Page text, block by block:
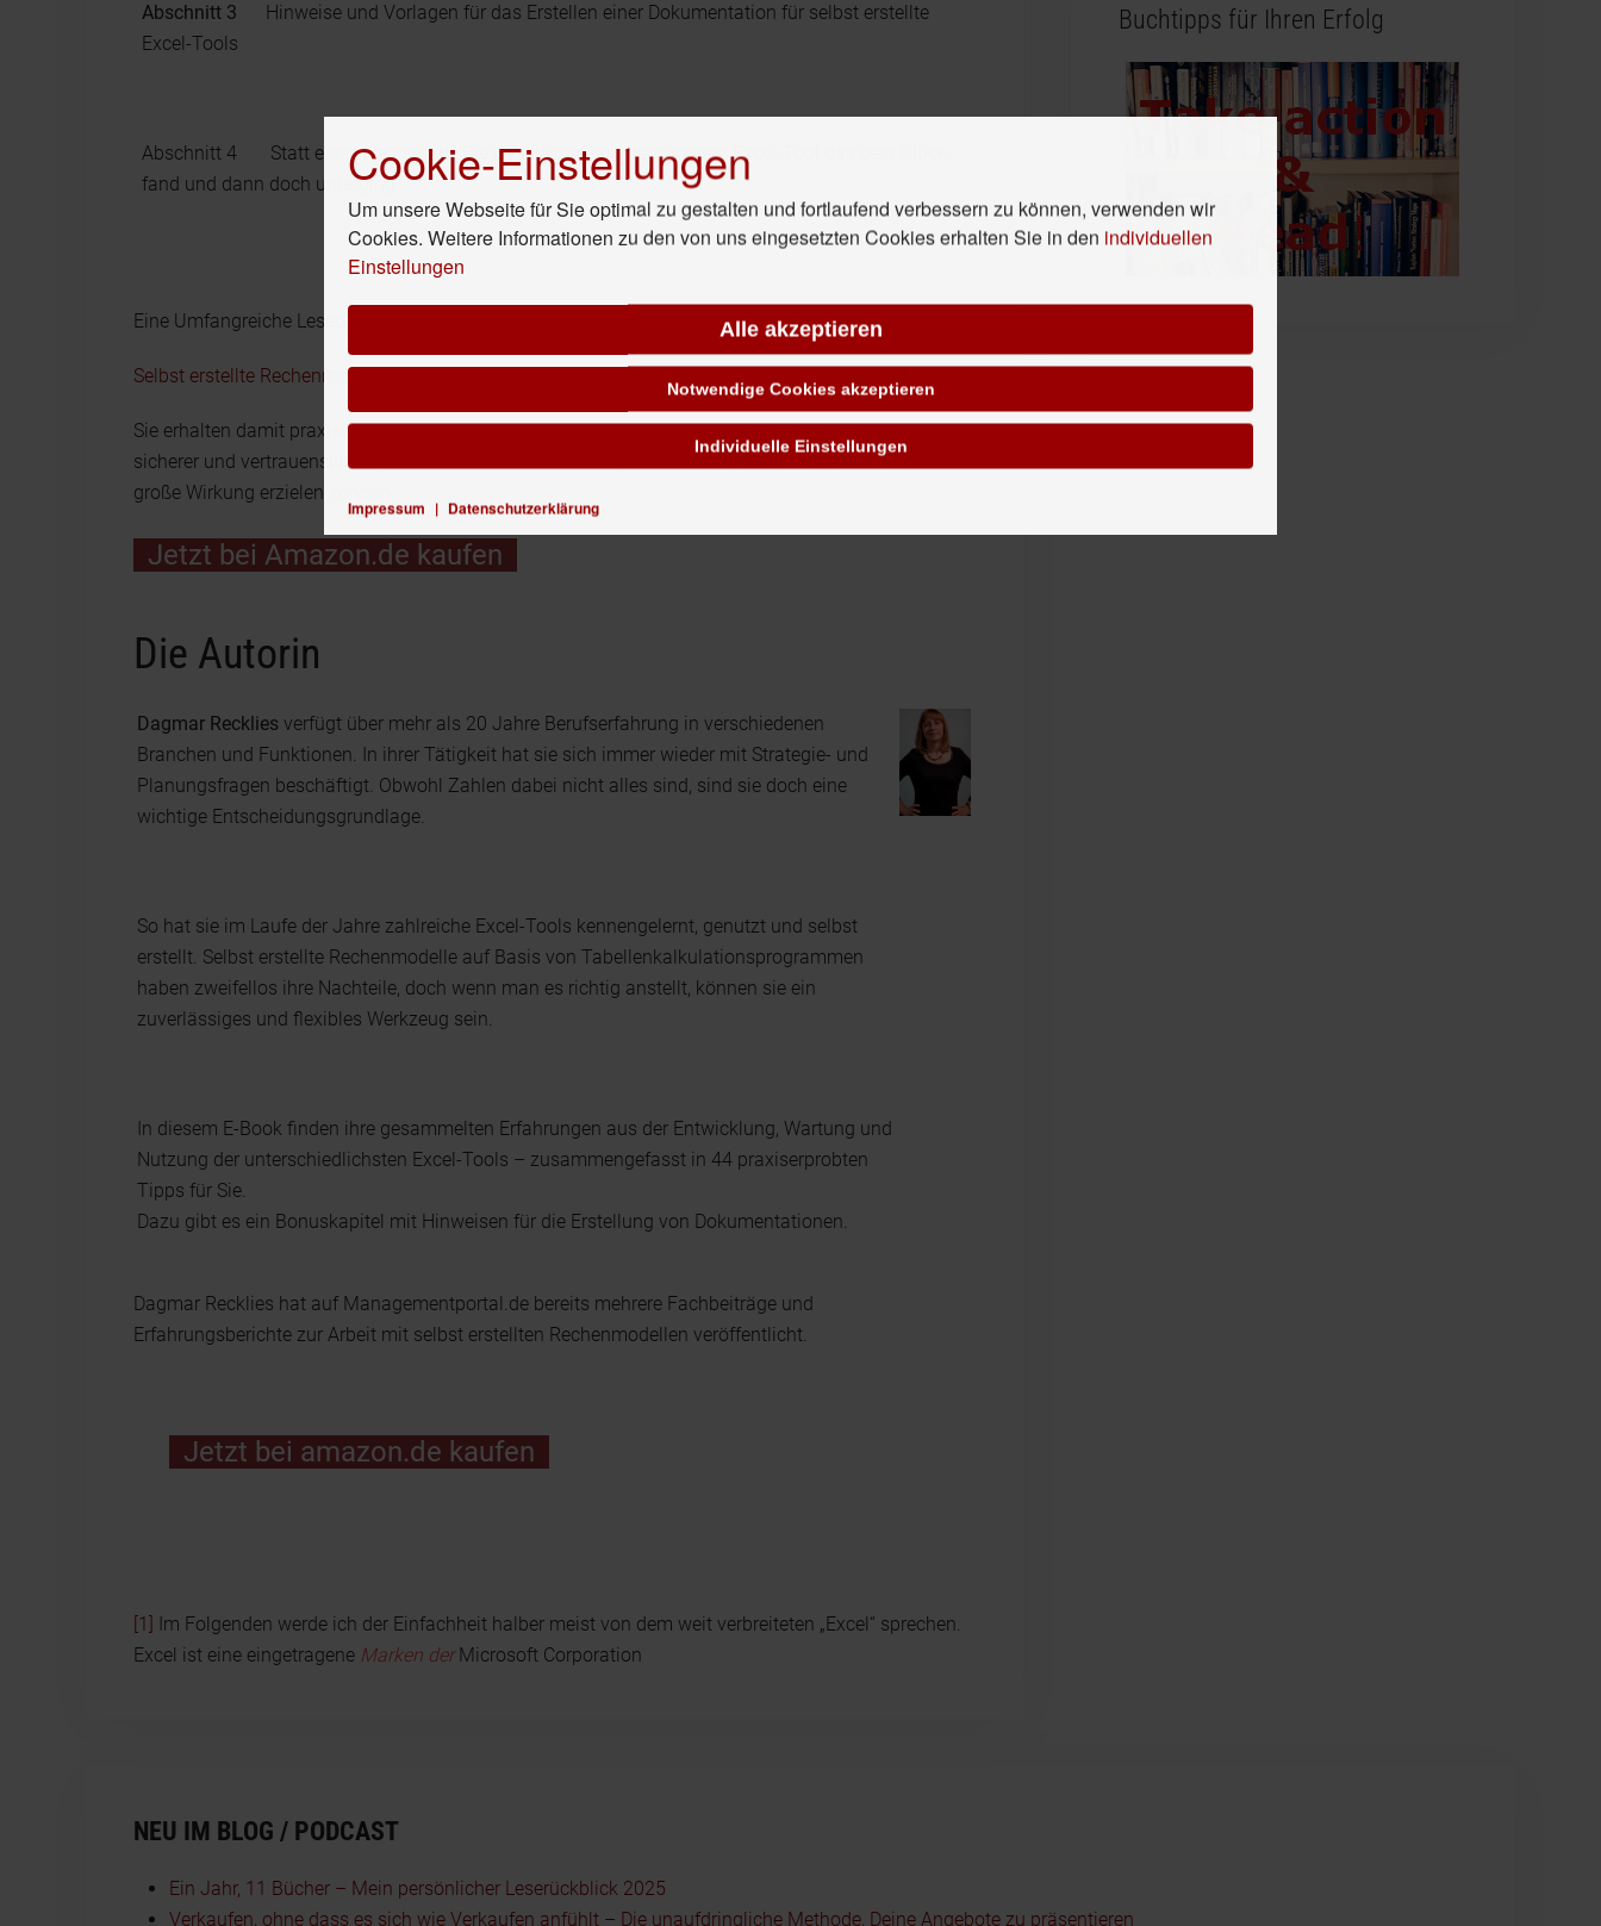
Abschnitt 3 Hinweise und Vorlagen für das Erstellen einer Dokumentation für selbst erstellte
Excel-Tools
Abschnitt 4 Statt eines Nachworts: Die Geschichte von dem kleinen Excel-Tool das sein Glück
fand und dann doch unterging
Eine Umfangreiche Leseprobe finden Sie in unserem Artikel
Selbst erstellte Rechenmodelle: Best Practices für mehr Zuverlässigkeit und Akzeptanz
Sie erhalten damit praxiserprobte und umsetzbare Tipps, mit denen Sie Ihre Rechenmodelle stabiler,
sicherer und vertrauenswürdiger machen. Lesen Sie selbst, wie Sie mit einfachen Maßnahmen eine
große Wirkung erzielen können.
Jetzt bei Amazon.de kaufen
Die Autorin
Dagmar Recklies verfügt über mehr als 20 Jahre Berufserfahrung in verschiedenen
Branchen und Funktionen. In ihrer Tätigkeit hat sie sich immer wieder mit Strategie- und
Planungsfragen beschäftigt. Obwohl Zahlen dabei nicht alles sind, sind sie doch eine
wichtige Entscheidungsgrundlage.
So hat sie im Laufe der Jahre zahlreiche Excel-Tools kennengelernt, genutzt und selbst
erstellt. Selbst erstellte Rechenmodelle auf Basis von Tabellenkalkulationsprogrammen
haben zweifellos ihre Nachteile, doch wenn man es richtig anstellt, können sie ein
zuverlässiges und flexibles Werkzeug sein.
In diesem E-Book finden ihre gesammelten Erfahrungen aus der Entwicklung, Wartung und
Nutzung der unterschiedlichsten Excel-Tools – zusammengefasst in 44 praxiserprobten
Tipps für Sie.
Dazu gibt es ein Bonuskapitel mit Hinweisen für die Erstellung von Dokumentationen.
Dagmar Recklies hat auf Managementportal.de bereits mehrere Fachbeiträge und
Erfahrungsberichte zur Arbeit mit selbst erstellten Rechenmodellen veröffentlicht.
Jetzt bei amazon.de kaufen
[1] Im Folgenden werde ich der Einfachheit halber meist von dem weit verbreiteten „Excel“ sprechen.
Excel ist eine eingetragene Marken derMicrosoft Corporation
Buchtipps für Ihren Erfolg
NEU IM BLOG / PODCAST
Ein Jahr, 11 Bücher – Mein persönlicher Leserückblick 2025
Verkaufen, ohne dass es sich wie Verkaufen anfühlt – Die unaufdringliche Methode, Deine Angebote zu präsentieren
Cookie-Einstellungen
Um unsere Webseite für Sie optimal zu gestalten und fortlaufend verbessern zu können, verwenden wir
Cookies. Weitere Informationen zu den von uns eingesetzten Cookies erhalten Sie in den individuellen
Einstellungen
Alle akzeptieren
Notwendige Cookies akzeptieren
Impressum | Datenschutzerklärung
Individuelle Einstellungen